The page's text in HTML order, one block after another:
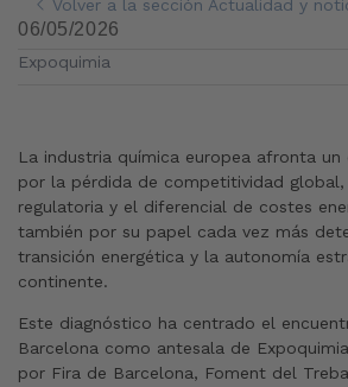
Volver a la sección Actualidad y
06/05/2026
Expoquimia
La industria química europea afronta un
por la pérdida de competitividad global,
regulatoria y el diferencial de costes
también por su papel cada vez más
transición energética y la autonomía
continente.
Este diagnóstico ha centrado el
Barcelona como antesala de
por Fira de Barcelona, Foment del